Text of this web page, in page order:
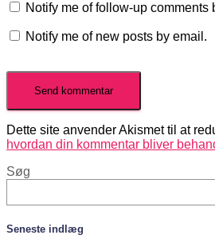
Notify me of follow-up comments
Notify me of new posts by email.
Dette site anvender Akismet til at
hvordan din kommentar bliver
Søg
Seneste indlæg